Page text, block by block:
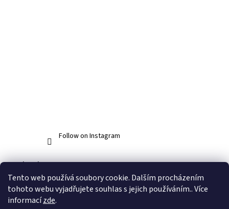
Tento web používá soubory cookie. Dalším procházením
tohoto webu vyjadřujete souhlas s jejich používáním.. Více
informacízde.
Follow on Instagram
Facebook